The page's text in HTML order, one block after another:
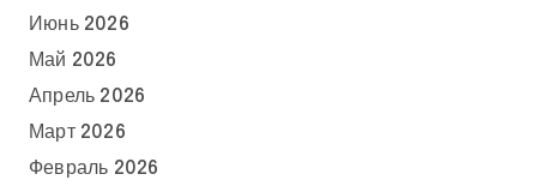
Июнь 2026
Май 2026
Апрель 2026
Март 2026
Февраль 2026